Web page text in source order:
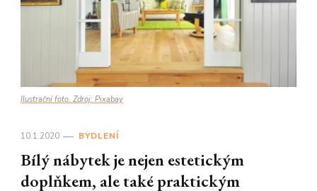
Ilustrační foto. Zdroj: Pixabay
10.1.2020 BYDLENÍ
Bílý nábytek je nejen estetickým
doplňkem, ale také praktickým